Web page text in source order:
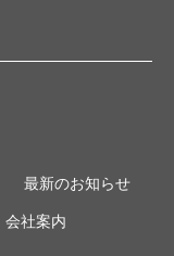
最新のお知らせ
会社案内